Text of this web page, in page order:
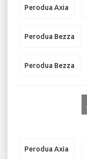
Perodua Axia
Perodua Bezza
Perodua Bezza
Perodua Axia